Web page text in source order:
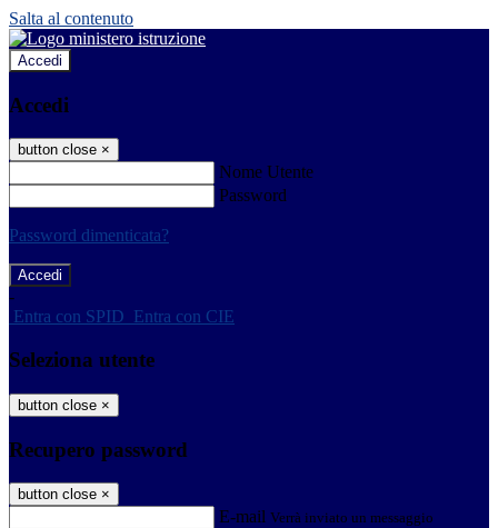
Salta al contenuto
Accedi
Accedi
button close ×
Nome Utente
Password
Password dimenticata?
-
Entra con SPID Entra con CIE
Seleziona utente
button close ×
Recupero password
button close ×
E-mail Verrà inviato un messaggio